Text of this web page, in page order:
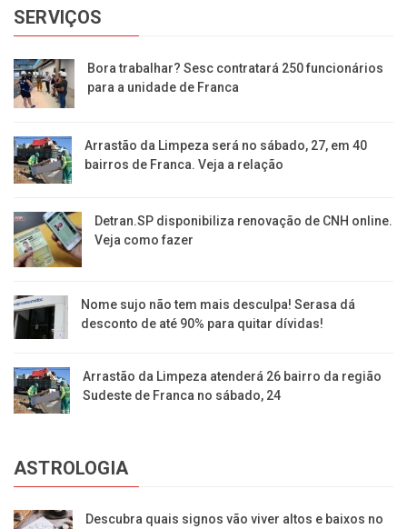
SERVIÇOS
Bora trabalhar? Sesc contratará 250 funcionários
para a unidade de Franca
Arrastão da Limpeza será no sábado, 27, em 40
bairros de Franca. Veja a relação
Detran.SP disponibiliza renovação de CNH online.
Veja como fazer
Nome sujo não tem mais desculpa! Serasa dá
desconto de até 90% para quitar dívidas!
Arrastão da Limpeza atenderá 26 bairro da região
Sudeste de Franca no sábado, 24
ASTROLOGIA
Descubra quais signos vão viver altos e baixos no